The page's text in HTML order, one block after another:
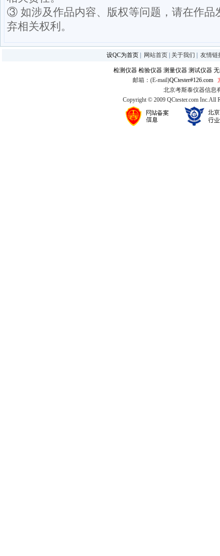
③ 如涉及作品内容、版权等问题，请在作品
弃相关权利。
设QC为首页 网站首页 关于我们 友情链
检测仪器 检验仪器 测量仪器 测试仪器
邮箱：(E-mail)QCtester#126.com
北京考斯泰仪器信息
Copyright © 2009 QCtester.com Inc.All